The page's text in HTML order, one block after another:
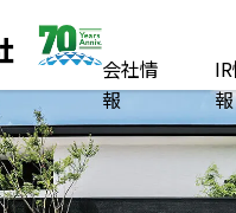
会社情
報
報